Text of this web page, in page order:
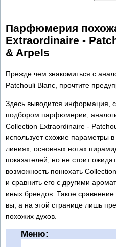
Парфюмерия
Extraordinaire -
& Arpels
Прежде чем знакомиться с
Patchouli Blanc, прочтите
Здесь выводится информация,
подбором парфюмерии,
Collection Extraordinaire -
использует схожие параметры
линиях, основных нотах
показателей, но не стоит
возможность понюхать
и сравнить его с другими
иных брендов. Такое
вы, а на этой странице лишь
похожих духов.
Меню: